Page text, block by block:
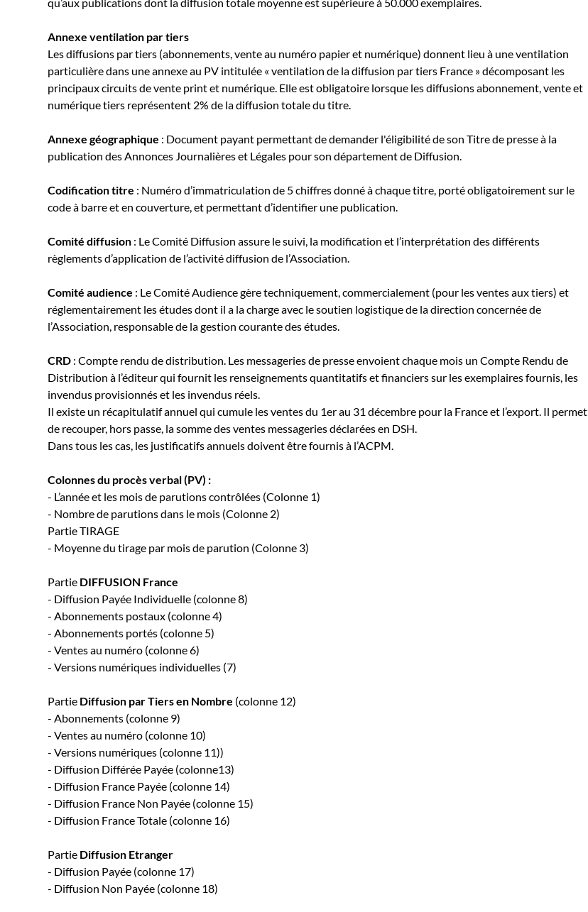
Annexe ventilation par tiers
Les diffusions par tiers (abonnements, vente au numéro papier et numérique) donnent lieu à une ventilation
particulière dans une annexe au PV intitulée « ventilation de la diffusion par tiers France » décomposant les
principaux circuits de vente print et numérique. Elle est obligatoire lorsque les diffusions abonnement, vente et
numérique tiers représentent 2% de la diffusion totale du titre.
Annexe géographique : Document payant permettant de demander l'éligibilité de son Titre de presse à la
publication des Annonces Journalières et Légales pour son département de Diffusion.
Codification titre : Numéro d’immatriculation de 5 chiffres donné à chaque titre, porté obligatoirement sur le
code à barre et en couverture, et permettant d’identifier une publication.
Comité diffusion : Le Comité Diffusion assure le suivi, la modification et l’interprétation des différents
règlements d’application de l’activité diffusion de l’Association.
Comité audience : Le Comité Audience gère techniquement, commercialement (pour les ventes aux tiers) et
réglementairement les études dont il a la charge avec le soutien logistique de la direction concernée de
l’Association, responsable de la gestion courante des études.
CRD : Compte rendu de distribution. Les messageries de presse envoient chaque mois un Compte Rendu de
Distribution à l’éditeur qui fournit les renseignements quantitatifs et financiers sur les exemplaires fournis, les
invendus provisionnés et les invendus réels.
Il existe un récapitulatif annuel qui cumule les ventes du 1er au 31 décembre pour la France et l’export. Il permet
de recouper, hors passe, la somme des ventes messageries déclarées en DSH.
Dans tous les cas, les justificatifs annuels doivent être fournis à l’ACPM.
Colonnes du procès verbal (PV) :
- L’année et les mois de parutions contrôlées (Colonne 1)
- Nombre de parutions dans le mois (Colonne 2)
Partie TIRAGE
- Moyenne du tirage par mois de parution (Colonne 3)
Partie DIFFUSION France
- Diffusion Payée Individuelle (colonne 8)
- Abonnements postaux (colonne 4)
- Abonnements portés (colonne 5)
- Ventes au numéro (colonne 6)
- Versions numériques individuelles (7)
Partie Diffusion par Tiers en Nombre (colonne 12)
- Abonnements (colonne 9)
- Ventes au numéro (colonne 10)
- Versions numériques (colonne 11))
- Diffusion Différée Payée (colonne13)
- Diffusion France Payée (colonne 14)
- Diffusion France Non Payée (colonne 15)
- Diffusion France Totale (colonne 16)
Partie Diffusion Etranger
- Diffusion Payée (colonne 17)
- Diffusion Non Payée (colonne 18)